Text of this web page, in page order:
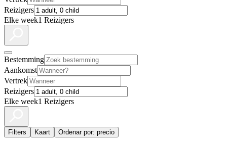
Reizigers
Elke week1 Reizigers
Bestemming
Aankomst
Vertrek
Reizigers
Elke week1 Reizigers
Filters Kaart Ordenar por: precio